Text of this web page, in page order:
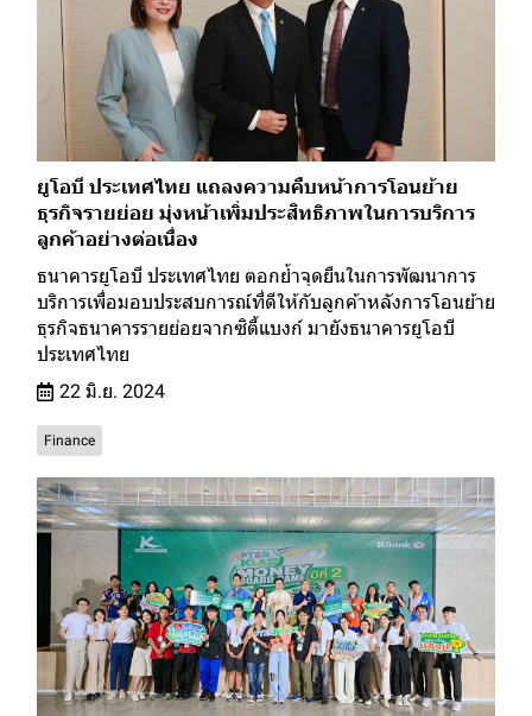
ยูโอบี ประเทศไทย แถลงความคืบหน้าการโอนย้าย
ธุรกิจรายย่อย มุ่งหน้าเพิ่มประสิทธิภาพในการบริการ
ลูกค้าอย่างต่อเนื่อง
ธนาคารยูโอบี ประเทศไทย ตอกย้ำจุดยืนในการพัฒนาการ
บริการเพื่อมอบประสบการณ์ที่ดีให้กับลูกค้าหลังการโอนย้าย
ธุรกิจธนาคารรายย่อยจากซิตี้แบงก์ มายังธนาคารยูโอบี
ประเทศไทย
22 มิ.ย. 2024
Finance